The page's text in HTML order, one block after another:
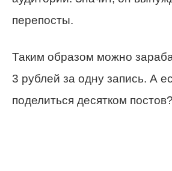
перепосты.
Таким образом можно
3 рублей за одну запись. А
поделиться десятком постов?